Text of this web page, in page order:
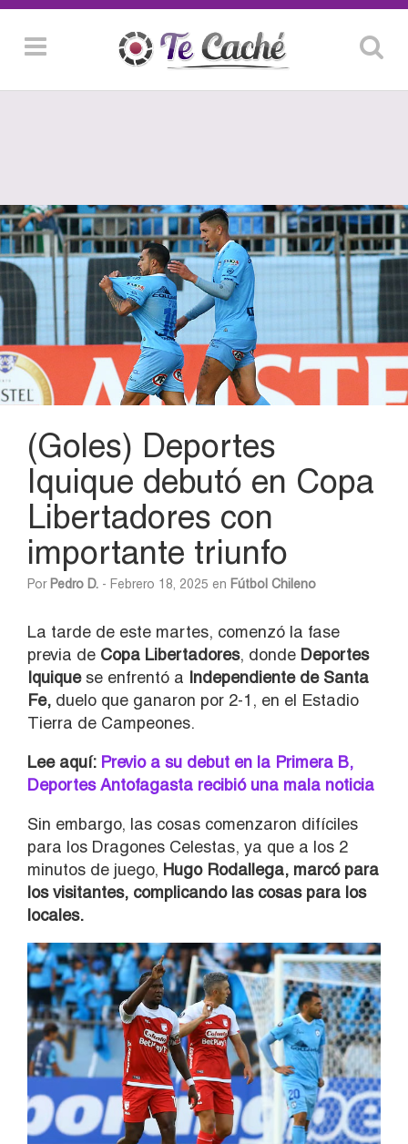
(Goles) Deportes
Iquique debutó en Copa
Libertadores con
importante triunfo
Por Pedro D. - Febrero 18, 2025 en Fútbol Chileno
La tarde de este martes, comenzó la fase
previa de Copa Libertadores, donde Deportes
Iquiquese enfrentó a Independiente de Santa
Fe, duelo que ganaron por 2-1, en el Estadio
Tierra de Campeones.
Lee aquí: Previo a su debut en la Primera B,
Deportes Antofagasta recibió una mala noticia
Sin embargo, las cosas comenzaron difíciles
para los Dragones Celestas, ya que a los 2
minutos de juego, Hugo Rodallega, marcó para
los visitantes, complicando las cosas para los
locales.